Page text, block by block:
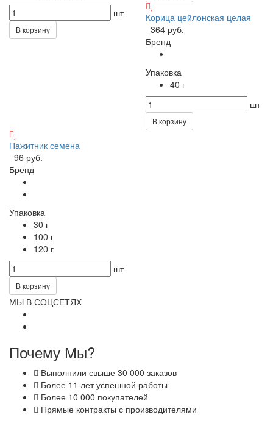
шт
В корзину
Корица цейлонская целая
364 руб.
Бренд
Упаковка
40 г
шт
В корзину
Пажитник семена
96 руб.
Бренд
Упаковка
30 г
100 г
120 г
шт
В корзину
МЫ В СОЦСЕТЯХ
Почему Мы?
Выполнили свыше 30 000 заказов
Более 11 лет успешной работы
Более 10 000 покупателей
Прямые контракты с производителями